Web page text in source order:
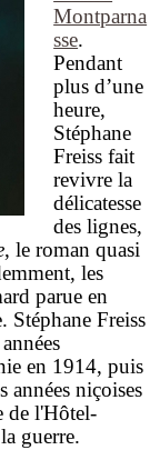
Montparna
sse.
Pendant
plus d’une
heure,
Stéphane
Freiss fait
revivre la
délicatesse
des lignes,
, le roman quasi
les
parue en
Stéphane Freiss
en 1914, puis
années niçoises
de l'Hôtel-
guerre.